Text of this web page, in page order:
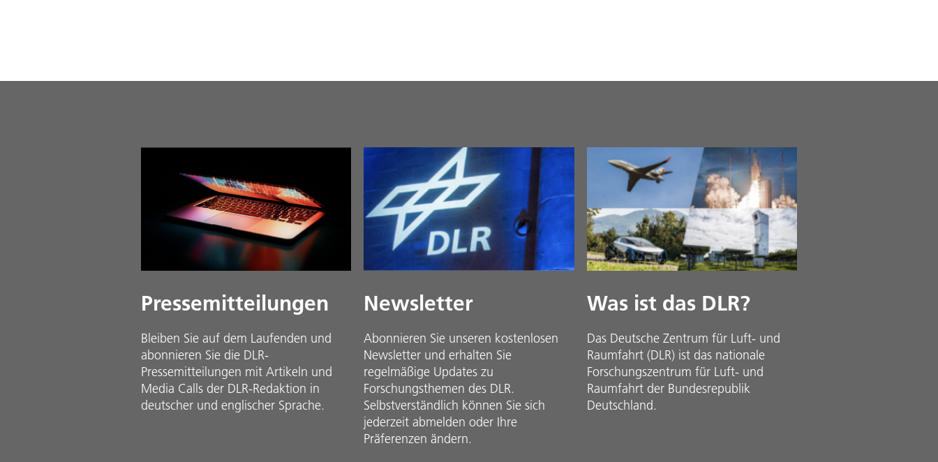
Pressemitteilungen
Bleiben Sie auf dem Laufenden und
abonnieren Sie die DLR-
Pressemitteilungen mit Artikeln und
Media Calls der DLR-Redaktion in
deutscher und englischer Sprache.
Newsletter
Abonnieren Sie unseren kostenlosen
Newsletter und erhalten Sie
regelmäßige Updates zu
Forschungsthemen des DLR.
Selbstverständlich können Sie sich
jederzeit abmelden oder Ihre
Präferenzen ändern.
Was ist das DLR?
Das Deutsche Zentrum für Luft- und
Raumfahrt (DLR) ist das nationale
Forschungszentrum für Luft- und
Raumfahrt der Bundesrepublik
Deutschland.